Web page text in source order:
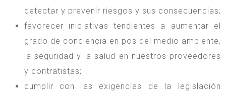
detectar y prevenir riesgos y sus consecuencias;
favorecer iniciativas tendientes a aumentar el
grado de conciencia en pos del medio ambiente,
la seguridad y la salud en nuestros proveedores
y contratistas;
cumplir con las exigencias de la legislación